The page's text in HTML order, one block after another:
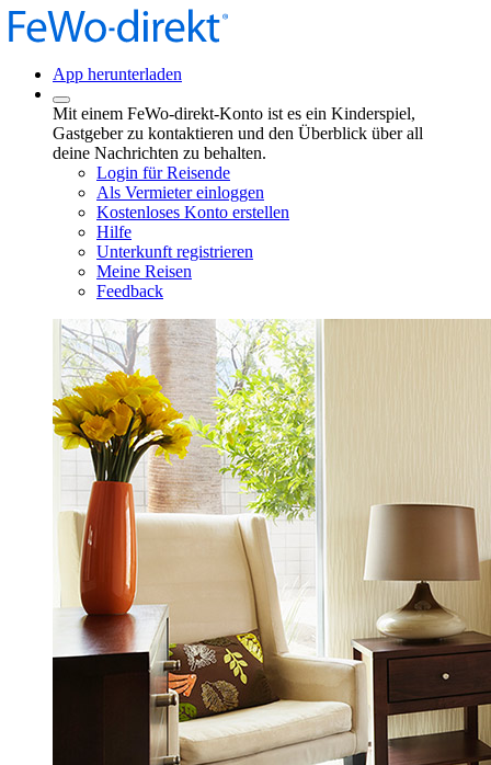
App herunterladen
Mit einem FeWo-direkt-Konto ist es ein Kinderspiel,
Gastgeber zu kontaktieren und den Überblick über all
deine Nachrichten zu behalten.
Login für Reisende
Als Vermieter einloggen
Kostenloses Konto erstellen
Hilfe
Unterkunft registrieren
Meine Reisen
Feedback